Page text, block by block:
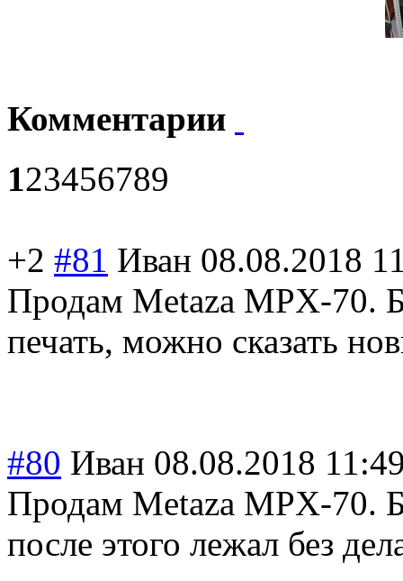
Комментарии
123456789
+2 #81 Иван 08.08.2018
Продам Metaza MPX-70.
печать, можно сказать
#80 Иван 08.08.2018
Продам Metaza MPX-70.
после этого лежал без